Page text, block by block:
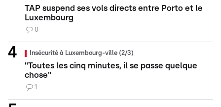
TAP suspend ses vols directs entre Porto et le
Luxembourg
0
Insécurité à Luxembourg-ville (2/3)
"Toutes les cinq minutes, il se passe quelque
chose"
1